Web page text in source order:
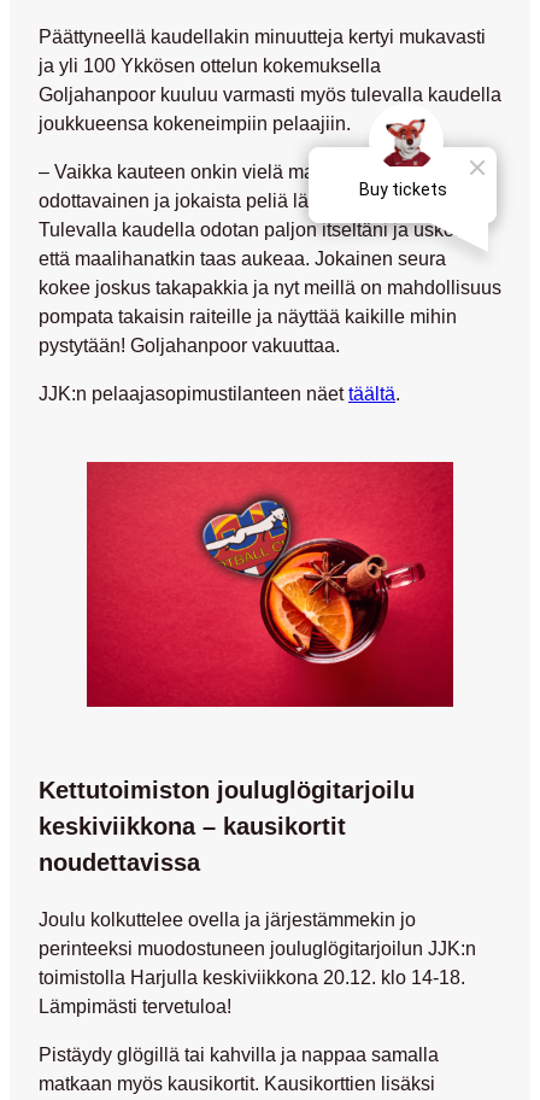
Päättyneellä kaudellakin minuutteja kertyi mukavasti
ja yli 100 Ykkösen ottelun kokemuksella
Goljahanpoor kuuluu varmasti myös tulevalla kaudella
joukkueensa kokeneimpiin pelaajiin.
– Vaikka kauteen onkin vielä matkaa fiilis on
odottavainen ja jokaista peliä lähdetään voittamaan.
Tulevalla kaudella odotan paljon itseltäni ja uskon,
että maalihanatkin taas aukeaa. Jokainen seura
kokee joskus takapakkia ja nyt meillä on mahdollisuus
pompata takaisin raiteille ja näyttää kaikille mihin
pystytään! Goljahanpoor vakuuttaa.
JJK:n pelaajasopimustilanteen näettäältä.
Kettutoimiston jouluglögitarjoilu
keskiviikkona – kausikortit
noudettavissa
Joulu kolkuttelee ovella ja järjestämmekin jo
perinteeksi muodostuneen jouluglögitarjoilun JJK:n
toimistolla Harjulla keskiviikkona 20.12. klo 14-18.
Lämpimästi tervetuloa!
Pistäydy glögillä tai kahvilla ja nappaa samalla
matkaan myös kausikortit. Kausikorttien lisäksi